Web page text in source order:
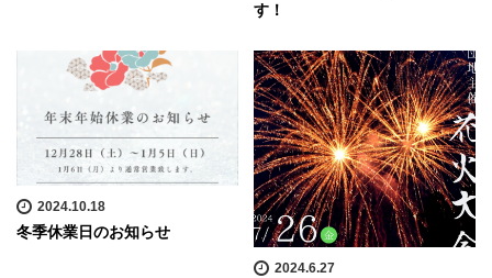
す！
2024.10.18
冬季休業日のお知らせ
2024.6.27